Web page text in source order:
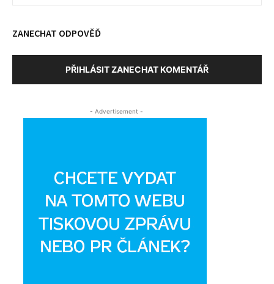
ZANECHAT ODPOVĚĎ
PŘIHLÁSIT ZANECHAT KOMENTÁŘ
- Advertisement -